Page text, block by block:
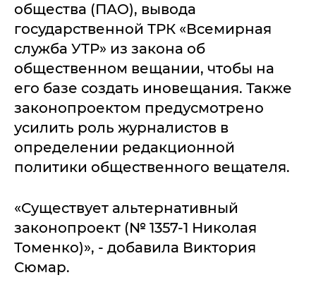
общества (ПАО), вывода
государственной ТРК «Всемирная
служба УТР» из закона об
общественном вещании, чтобы на
его базе создать иновещания. Также
законопроектом предусмотрено
усилить роль журналистов в
определении редакционной
политики общественного вещателя.
«Существует альтернативный
законопроект (№ 1357-1 Николая
Томенко)», - добавила Виктория
Сюмар.